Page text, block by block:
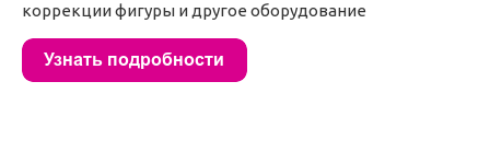
коррекции фигуры и другое оборудование